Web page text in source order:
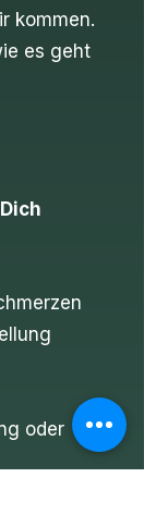
kommen.
es geht
oder